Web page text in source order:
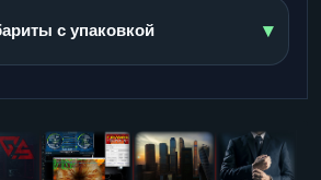
с упаковкой ▾